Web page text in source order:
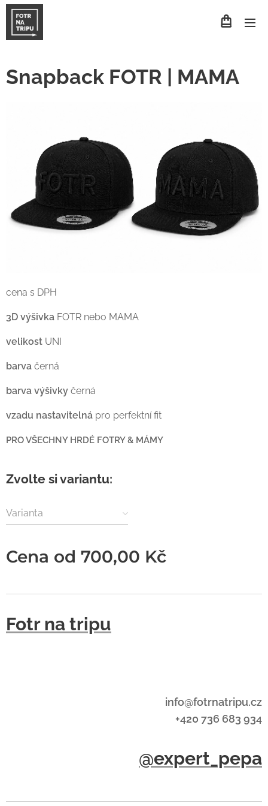
Snapback FOTR | MAMA
cena s DPH
3D výšivka FOTR nebo MAMA
velikost UNI
barva černá
barva výšivky černá
vzadu nastavitelná pro perfektní fit
PRO VŠECHNY HRDÉ FOTRY & MÁMY
Zvolte si variantu:
Varianta
Cena od 700,00 Kč
Fotr na tripu
info@fotrnatripu.cz
+420 736 683 934
@expert_pepa